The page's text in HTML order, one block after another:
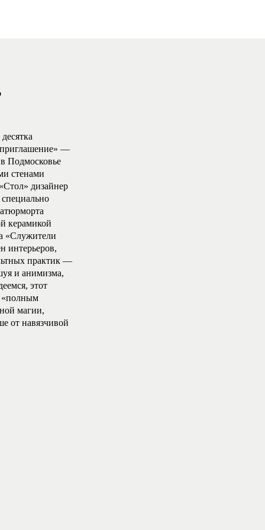
—
Подмосковье
стенами
дизайнер
керамикой
«Служители
интерьеров,
практик —
и анимизма,
этот
«полным
магии,
от навязчивой